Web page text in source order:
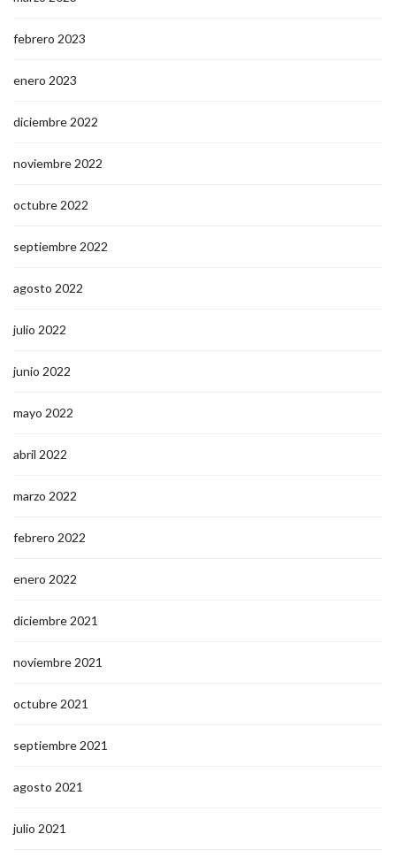
febrero 2023
enero 2023
diciembre 2022
noviembre 2022
octubre 2022
septiembre 2022
agosto 2022
julio 2022
junio 2022
mayo 2022
abril 2022
marzo 2022
febrero 2022
enero 2022
diciembre 2021
noviembre 2021
octubre 2021
septiembre 2021
agosto 2021
julio 2021